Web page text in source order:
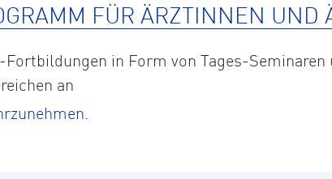
FÜR ÄRZTINNEN UND
in Form von Tages-Seminaren
an